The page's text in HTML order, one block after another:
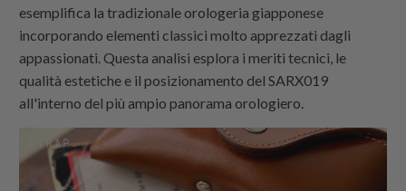
esemplifica la tradizionale orologeria giapponese
incorporando elementi classici molto apprezzati dagli
appassionati. Questa analisi esplora i meriti tecnici, le
qualità estetiche e il posizionamento del SARX019
all'interno del più ampio panorama orologiero.